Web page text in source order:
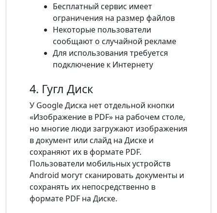
Бесплатный сервис имеет
ограничения на размер файлов
Некоторые пользователи
сообщают о случайной рекламе
Для использования требуется
подключение к Интернету
4. Гугл Диск
У Google Диска нет отдельной кнопки
«Изображение в PDF» на рабочем столе,
но многие люди загружают изображения
в документ или слайд на Диске и
сохраняют их в формате PDF.
Пользователи мобильных устройств
Android могут сканировать документы и
сохранять их непосредственно в
формате PDF на Диске.